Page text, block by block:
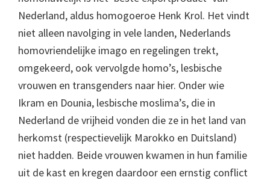
Nederland, aldus homogoeroe Henk Krol. Het vindt
niet alleen navolging in vele landen, Nederlands
homovriendelijke imago en regelingen trekt,
omgekeerd, ook vervolgde homo’s, lesbische
vrouwen en transgenders naar hier. Onder wie
Ikram en Dounia, lesbische moslima’s, die in
Nederland de vrijheid vonden die ze in het land van
herkomst (respectievelijk Marokko en Duitsland)
niet hadden. Beide vrouwen kwamen in hun familie
uit de kast en kregen daardoor een ernstig conflict